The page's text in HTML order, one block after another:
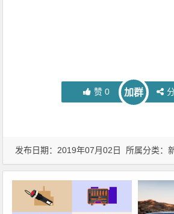
赞 0 加群
发布日期：2019年07月02日 所属分类：